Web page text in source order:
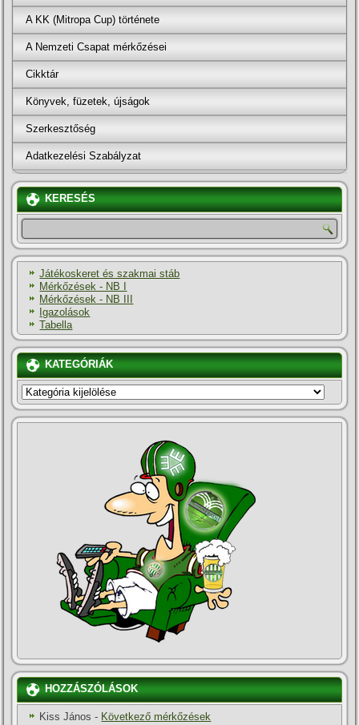
A KK (Mitropa Cup) története
A Nemzeti Csapat mérkőzései
Cikktár
Könyvek, füzetek, újságok
Szerkesztőség
Adatkezelési Szabályzat
KERESÉS
Játékoskeret és szakmai stáb
Mérkőzések - NB I
Mérkőzések - NB III
Igazolások
Tabella
KATEGÓRIÁK
KATEGÓRIÁK
HOZZÁSZÓLÁSOK
Kiss János - Következő mérkőzések